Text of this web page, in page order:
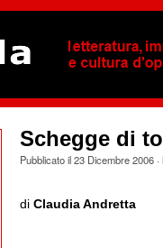
Schegge di
Pubblicato il23 Dicembre 2006·
di Claudia Andretta